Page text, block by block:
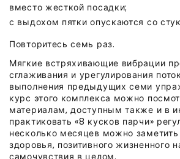
вместо жесткой посадки;
с выдохом пятки опускаются со
Повторитесь семь раз.
Мягкие встряхивающие вибрации
сглаживания и урегулирования
выполнения предыдущих семи
курс этого комплекса можно
материалам, доступным также и в
практиковать «8 кусков парчи»
несколько месяцев можно
здоровья, позитивного жизненного
самочувствия в целом.